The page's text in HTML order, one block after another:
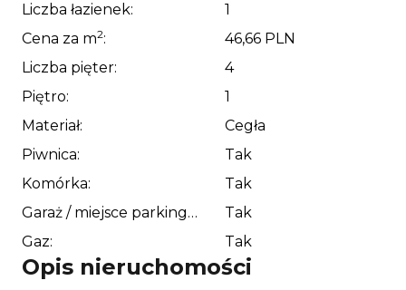
Liczba łazienek:
1
Cena za m2:
46,66 PLN
Liczba pięter:
4
Piętro:
1
Materiał:
Cegła
Piwnica:
Tak
Komórka:
Tak
Garaż / miejsce parkingowe:
Tak
Gaz:
Tak
Opis nieruchomości